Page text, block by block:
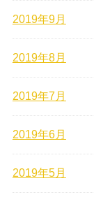
2019年9月
2019年8月
2019年7月
2019年6月
2019年5月